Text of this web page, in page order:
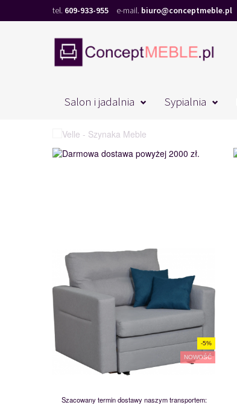
tel. 609-933-955 e-mail. biuro@conceptmeble.pl
Salon i jadalnia Sypialnia
NOWOŚĆ
-5%
Szacowany termin dostawy naszym transportem: